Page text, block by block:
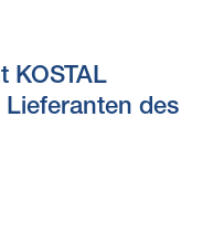
KOSTAL
des